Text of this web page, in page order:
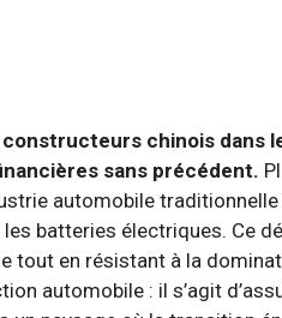
chinois dans
sans précédent.
automobile
batteries électriques. Ce
tout en résistant à la
automobile : il s’agit